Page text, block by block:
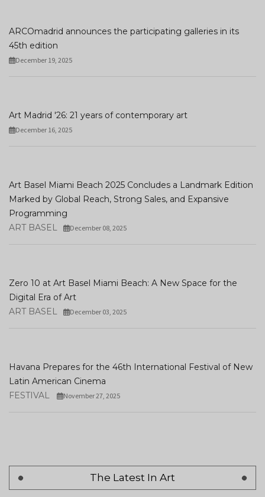
ARCOmadrid announces the participating galleries in its
45th edition
December 19, 2025
Art Madrid '26: 21 years of contemporary art
December 16, 2025
Art Basel Miami Beach 2025 Concludes a Landmark Edition
Marked by Global Reach, Strong Sales, and Expansive
Programming
ART BASEL
December 08, 2025
Zero 10 at Art Basel Miami Beach: A New Space for the
Digital Era of Art
ART BASEL
December 03, 2025
Havana Prepares for the 46th International Festival of New
Latin American Cinema
FESTIVAL
November 27, 2025
The Latest In Art